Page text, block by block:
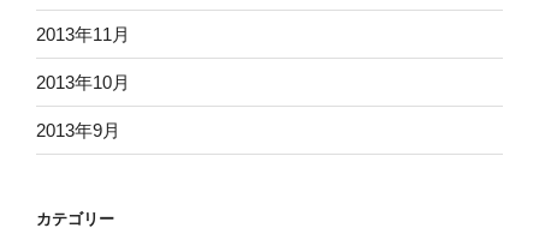
2013年11月
2013年10月
2013年9月
カテゴリー